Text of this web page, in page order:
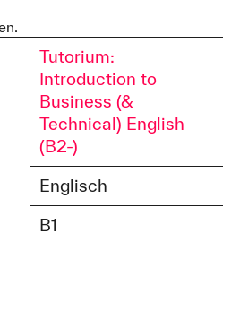
Tutorium:
Introduction to
Business (&
Technical) English
(B2-)
Englisch
B1